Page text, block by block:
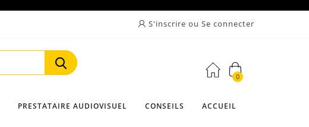
S'inscrire ou Se connecter
0
PRESTATAIRE AUDIOVISUEL CONSEILS ACCUEIL